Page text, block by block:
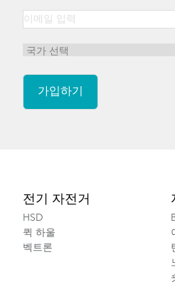
전기 자전거
HSD
퀵 하울
벡트론